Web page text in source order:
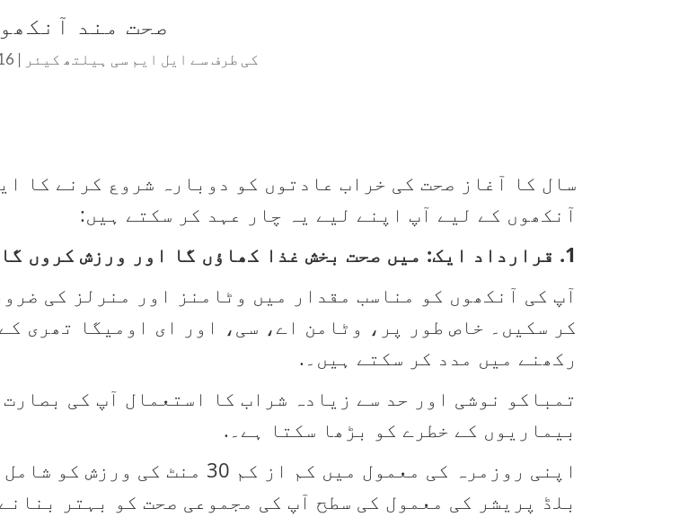
صحت مند آنکھوں کے لیے 4
کی طرف سے ایل ایم سی ہیلتھ کیئر | 16 دسمبر
آنکھوں کے لیے آپ اپنے لیے یہ چار عہد کر سکتے ہیں:
1. قرارداد ایک: میں صحت بخش غذا کھاؤں گا اور ورزش کروں گا۔.
آپ کی آنکھوں کو مناسب مقدار میں وٹامنز اور منرلز کی
کر سکیں۔ خاص طور پر، وٹامن اے، سی، اور ای اومیگا تھری
رکھنے میں مدد کر سکتے ہیں۔.
تمباکو نوشی اور حد سے زیادہ شراب کا استعمال آپ کی
بیماریوں کے خطرے کو بڑھا سکتا ہے۔.
اپنی روزمرہ کی معمول میں کم از
بلڈ پریشر کی معمول کی سطح آپ کی مجموعی صحت کو بہتر